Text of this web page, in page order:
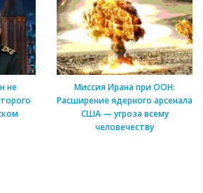
не
Миссия Ирана при ООН:
Расширение ядерного арсенала
США — угроза всему
человечеству